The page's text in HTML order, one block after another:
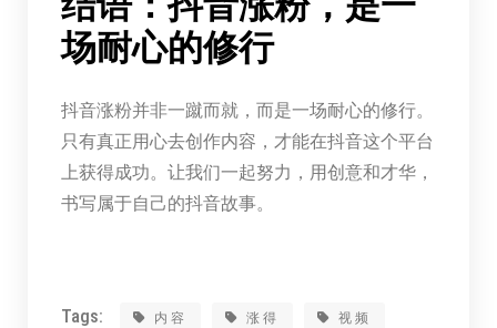
场耐心的修行
抖音涨粉并非一蹴而就，而是一场耐心的修行。
只有真正用心去创作内容，才能在抖音这个平台
上获得成功。让我们一起努力，用创意和才华，
书写属于自己的抖音故事。
Tags: 内容 涨得 视频